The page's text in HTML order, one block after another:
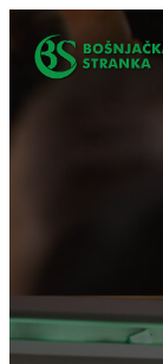
sadržaj